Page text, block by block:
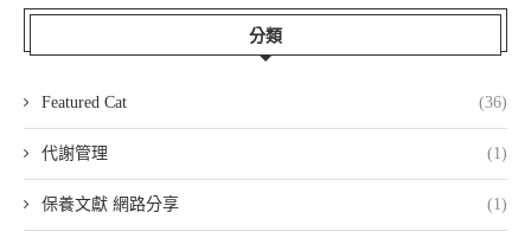
分類
Featured Cat (36)
代謝管理 (1)
保養文獻 網路分享 (1)